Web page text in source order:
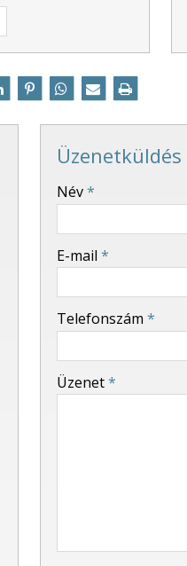
Üzenetküldés
-
Név*
E-mail *
Telefonszám *
Üzenet*